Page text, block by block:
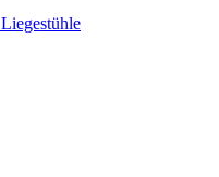
Liegestühle